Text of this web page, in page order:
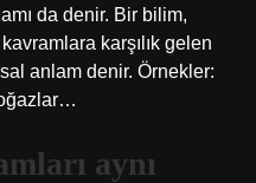
da denir. Bir bilim,
karşılık gelen
anlam denir. Örnekler:
aynı